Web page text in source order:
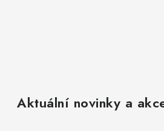
Aktuální novinky a